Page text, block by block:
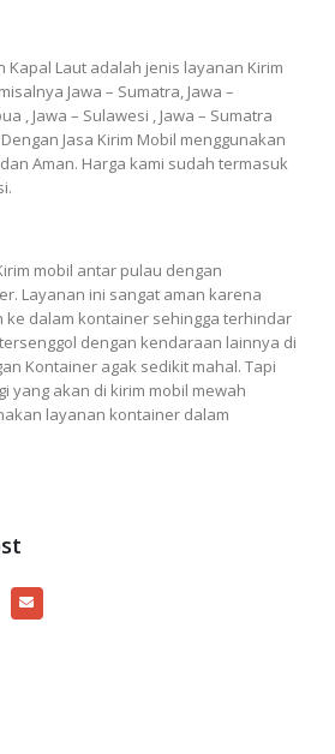
Kapal Laut adalah jenis layanan Kirim
Jawa – Sumatra, Jawa –
, Jawa – Sulawesi , Jawa – Sumatra
Jasa Kirim Mobil menggunakan
Aman. Harga kami sudah termasuk
mobil antar pulau dengan
Layanan ini sangat aman karena
ke dalam kontainer sehingga terhindar
dengan kendaraan lainnya di
Kontainer agak sedikit mahal. Tapi
yang akan di kirim mobil mewah
layanan kontainer dalam